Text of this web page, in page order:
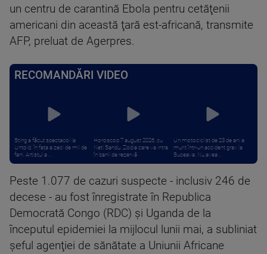
un centru de carantină Ebola pentru cetăţenii
americani din această ţară est-africană, transmite
AFP, preluat de Agerpres.
RECOMANDĂRI VIDEO
Sting a făcut spectacol la
Untold, în fața a zeci de mii de
fani. Artistul a ...
Horoscop 7 august 2026, cu
Neti Sandu. Zodia care va intra
în banii de rezervă
Un motociclist de 23 de ani a
murit într-un accident grav la
Suceava. Nu avea ...
Peste 1.077 de cazuri suspecte - inclusiv 246 de
decese - au fost înregistrate în Republica
Democrată Congo (RDC) şi Uganda de la
începutul epidemiei la mijlocul lunii mai, a subliniat
şeful agenţiei de sănătate a Uniunii Africane